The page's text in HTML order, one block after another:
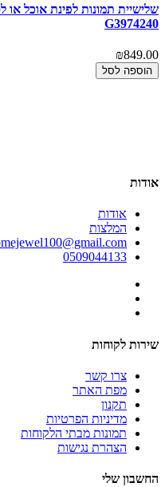
שלישיית תמונות לפינת אוכל או
G3974240
₪849.00
הוספה לסל
אודות
אודות
המלצות
0509044133
שירות לקוחות
צרו קשר
מפת האתר
תקנון
מדיניות הפרטיות
תמונות מבתי הלקוחות
הצהרת נגישות
החשבון שלי